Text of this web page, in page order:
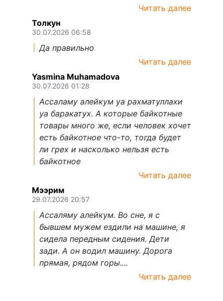
Читать далее
Толкун
30.07.2026 06:58
Да правильно
Читать далее
Yasmina Muhamadova
30.07.2026 01:28
Ассаламу алейкум уа рахматуллахи
уа баракатух. А которые байкотные
товары много же, если человек хочет
есть байкотное что-то, тогда будет
ли грех и насколько нельзя есть
байкотное
Читать далее
Мээрим
29.07.2026 20:57
Ассаляму алейкум. Во сне, я с
бывшем мужем ездили на машине, я
сидела передным сидения. Дети
зади. А он водил машину. Дорога
прямая, рядом горы....
Читать далее